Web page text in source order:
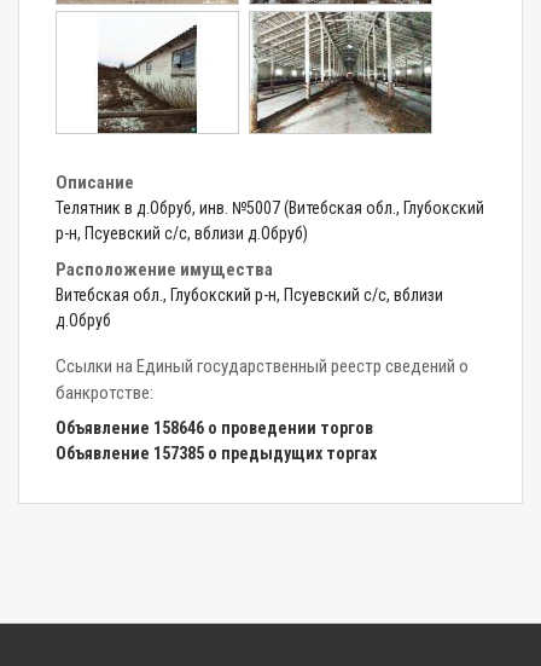
Описание
Телятник в д.Обруб, инв. №5007 (Витебская обл., Глубокский
р-н, Псуевский с/с, вблизи д.Обруб)
Расположение имущества
Витебская обл., Глубокский р-н, Псуевский с/с, вблизи
д.Обруб
Ссылки на Единый государственный реестр сведений о
банкротстве:
Объявление 158646 о проведении торгов
Объявление 157385 о предыдущих торгах